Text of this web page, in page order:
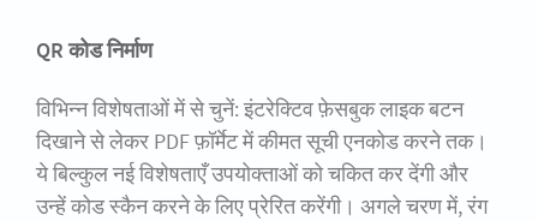
QR कोड निर्माण
विभिन्न विशेषताओं में से चुनें: इंटरेक्टिव फ़ेसबुक लाइक बटन
दिखाने से लेकर PDF फ़ॉर्मेट में कीमत सूची एनकोड करने तक।
ये बिल्कुल नई विशेषताएँ उपयोक्ताओं को चकित कर देंगी और
उन्हें कोड स्कैन करने के लिए प्रेरित करेंगी। अगले चरण में, रंग